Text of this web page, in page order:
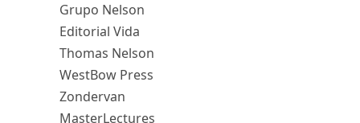
Grupo Nelson
Editorial Vida
Thomas Nelson
WestBow Press
Zondervan
MasterLectures